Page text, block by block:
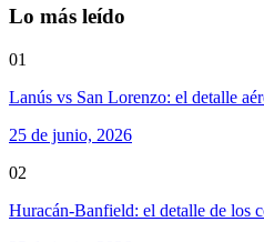
Lo más leído
01
Lanús vs San Lorenzo: el detalle
25 de junio, 2026
02
Huracán-Banfield: el detalle de los